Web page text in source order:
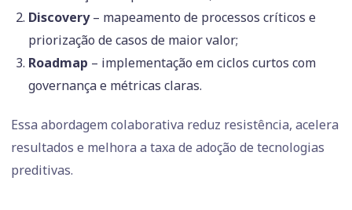
Discovery– mapeamento de processos críticos e
priorização de casos de maior valor;
Roadmap – implementação em ciclos curtos com
governança e métricas claras.
Essa abordagem colaborativa reduz resistência, acelera
resultados e melhora a taxa de adoção de tecnologias
preditivas.